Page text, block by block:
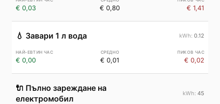
€ 0,03 € 0,80 € 1,41
💧 Завари 1 л вода 0.12
€ 0,00 € 0,01 € 0,02
🔌 Пълно зареждане на
електромобил
45